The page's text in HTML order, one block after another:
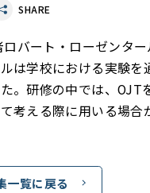
SHARE
バート・ローゼンタ
は学校における実験を
。研修の中では、OJT
考える際に用いる場合
一覧に戻る